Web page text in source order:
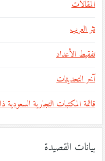
المقالات
نثر العرب
تفقيط الأعداد
آخر التحديثات
قائمة المكتبات التجارية السعودية
بيانات القصيدة